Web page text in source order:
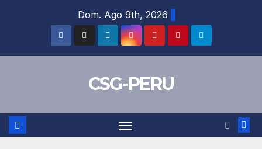
Dom. Ago 9th, 2026
CSG-PERU